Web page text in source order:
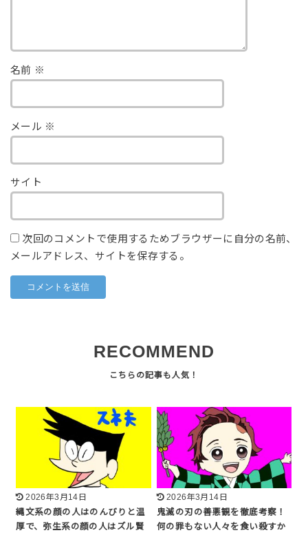
名前 ※
メール ※
サイト
次回のコメントで使用するためブラウザーに自分の名前、
メールアドレス、サイトを保存する。
RECOMMEND
2026年3月14日
縄文系の顔の人はのんびりと温
厚で、弥生系の顔の人はズル賢
2026年3月14日
鬼滅の刃の善悪観を徹底考察！
何の罪もない人々を食い殺すか